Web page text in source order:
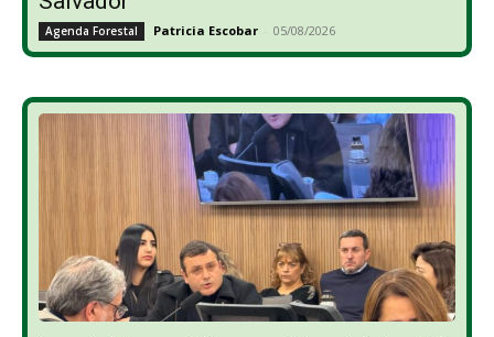
Agenda Forestal Patricia Escobar - 05/08/2026